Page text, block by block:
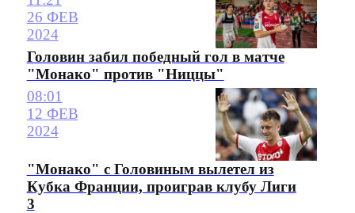
26 ФЕВ
2024
Головин забил победный гол в матче
"Монако" против "Ниццы"
08:01
12 ФЕВ
2024
"Монако" с Головиным вылетел из
Кубка Франции, проиграв клубу Лиги
3